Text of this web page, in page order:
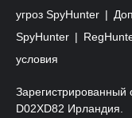
угроз SpyHunter
SpyHunter
условия
Зарегистрированный
D02XD82 Ирландия.